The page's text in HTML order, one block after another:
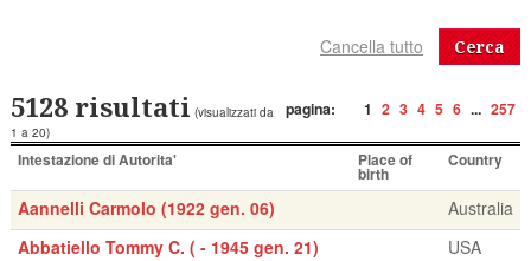
Cerca
pagina: 1 2 3 4 5 6 ... 257
5128 risultati (visualizzati da
1 a 20)
Intestazione di Autorita' Place of
birth
Country
Aannelli Carmolo (1922 gen. 06)
Australia
Abbatiello Tommy C. ( - 1945 gen. 21)
USA